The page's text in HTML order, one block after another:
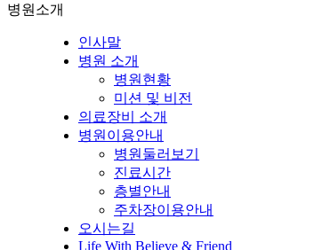
병원소개
인사말
병원 소개
병원현황
미션 및 비전
의료장비 소개
병원이용안내
병원둘러보기
진료시간
층별안내
주차장이용안내
오시는길
Life With Believe & Friend